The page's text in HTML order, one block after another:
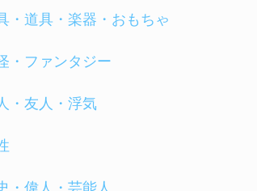
・道具・楽器・おもちゃ
・ファンタジー
・友人・浮気